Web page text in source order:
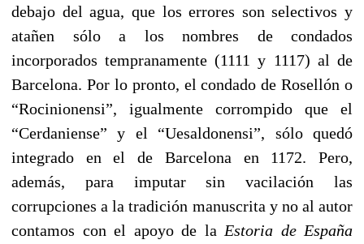
debajo del agua, que los errores son selectivos y
atañen sólo a los nombres de condados
incorporados tempranamente (1111 y 1117) al de
Barcelona. Por lo pronto, el condado de Rosellón o
“Rocinionensi”, igualmente corrompido que el
“Cerdaniense” y el “Uesaldonensi”, sólo quedó
integrado en el de Barcelona en 1172. Pero,
además, para imputar sin vacilación las
corrupciones a la tradición manuscrita y no al autor
contamos con el apoyo de la Estoria de España